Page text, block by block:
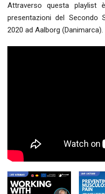
Attraverso questa playlist
presentazioni del Secondo
2020 ad Aalborg (Danimarca).